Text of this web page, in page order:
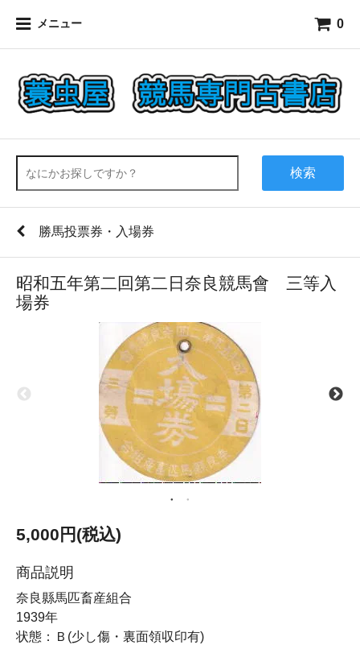
メニュー 0
検索
勝馬投票券・入場券
昭和五年第二回第二日奈良競馬會 三等入
場券
5,000円(税込)
商品説明
奈良縣馬匹畜産組合
1939年
状態：Ｂ(少し傷・裏面領収印有)